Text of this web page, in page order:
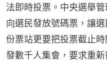
法即時投票。中央選舉
向選民發放號碼票，讓
份票站更要把投票截止
發數千人集會，要求重新